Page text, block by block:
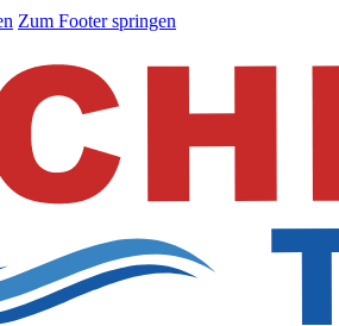
Zum Footer springen